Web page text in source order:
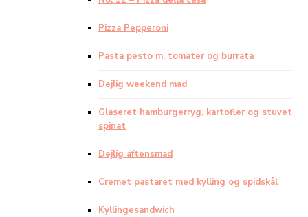
Pizza Pepperoni
Pasta pesto m. tomater og burrata
Dejlig weekend mad
Glaseret hamburgerryg, kartofler og stuvet
spinat
Dejlig aftensmad
Cremet pastaret med kylling og spidskål
Kyllingesandwich